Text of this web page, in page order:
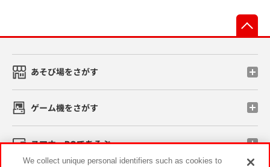
あそび場をさがす
ゲーム機をさがす
スマホ・PCであそぶ
We collect unique personal identifiers such as cookies to